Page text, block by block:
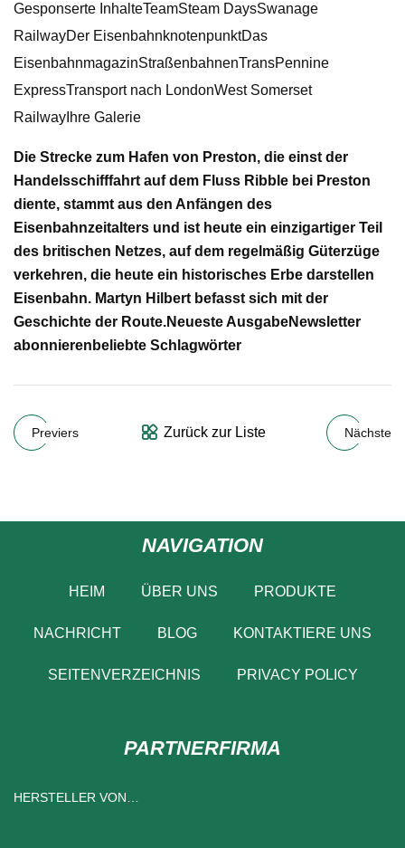
Gesponserte InhalteTeamSteam DaysSwanage
RailwayDer EisenbahnknotenpunktDas
EisenbahnmagazinStraßenbahnenTransPennine
ExpressTransport nach LondonWest Somerset
RailwayIhre Galerie
Die Strecke zum Hafen von Preston, die einst der
Handelsschifffahrt auf dem Fluss Ribble bei Preston
diente, stammt aus den Anfängen des
Eisenbahnzeitalters und ist heute ein einzigartiger Teil
des britischen Netzes, auf dem regelmäßig Güterzüge
verkehren, die heute ein historisches Erbe darstellen
Eisenbahn. Martyn Hilbert befasst sich mit der
Geschichte der Route.Neueste AusgabeNewsletter
abonnieren beliebte Schlagwörter
Previers Zurück zur Liste Nächste
NAVIGATION
HEIM ÜBER UNS PRODUKTE
NACHRICHT BLOG KONTAKTIERE UNS
SEITENVERZEICHNIS PRIVACY POLICY
PARTNERFIRMA
HERSTELLER VON